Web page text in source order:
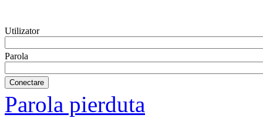
Utilizator
Parola
Parola pierduta